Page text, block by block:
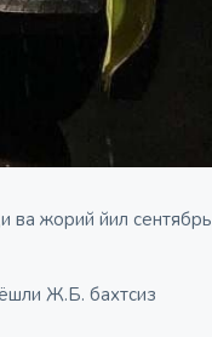
ва жорий йил сентябрь
Ж.Б. бахтсиз